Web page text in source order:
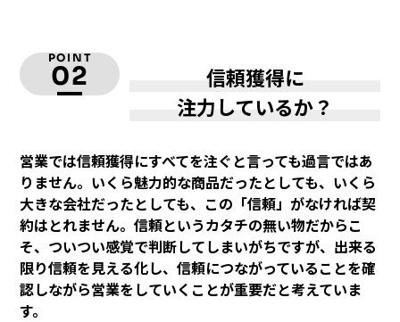
POINT
02
信頼獲得に
注力しているか？
営業では信頼獲得にすべてを注ぐと言っても過言ではあ
りません。いくら魅力的な商品だったとしても、いくら
大きな会社だったとしても、この「信頼」がなければ契
約はとれません。信頼というカタチの無い物だからこ
そ、ついつい感覚で判断してしまいがちですが、出来る
限り信頼を見える化し、信頼につながっていることを確
認しながら営業をしていくことが重要だと考えていま
す。